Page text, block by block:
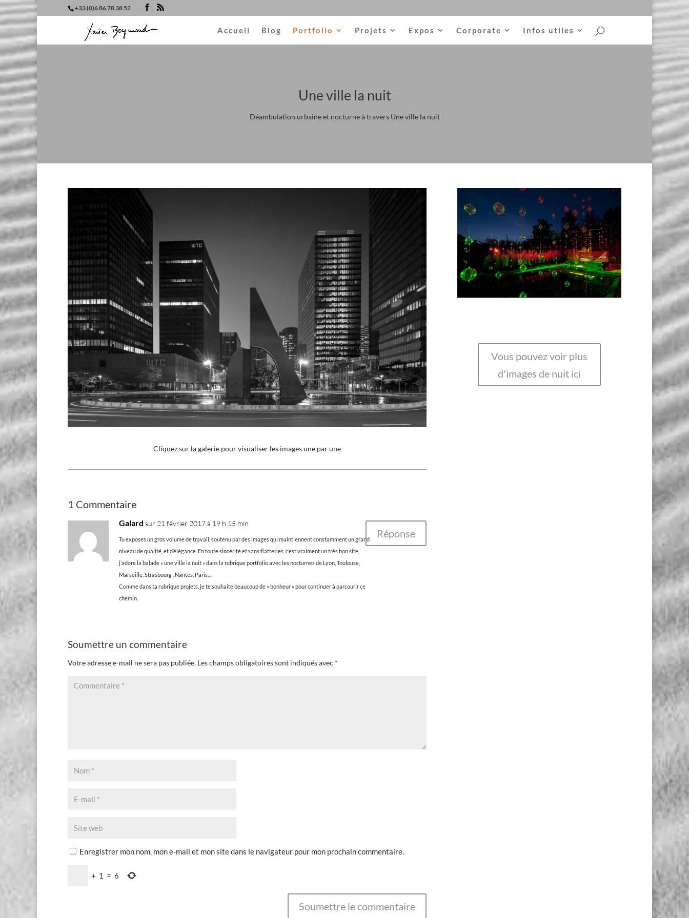
+33 (0)6 86 78 38 52
Accueil Blog Portfolio Projets Expos Corporate Infos utiles
Une ville la nuit
Déambulation urbaine et nocturne à travers Une ville la nuit
Cliquez sur la galerie pour visualiser les images une par une
1 Commentaire
Galard sur 21 février 2017 à 19 h 15 min
Tu exposes un gros volume de travail, soutenu par des images qui maintiennent constamment un grand
niveau de qualité, et d’élégance. En toute sincérité et sans flatteries, c’est vraiment un très bon site,
j’adore la balade « une ville la nuit » dans la rubrique portfolio avec les nocturnes de Lyon, Toulouse,
Marseille, Strasbourg , Nantes, Paris…
Comme dans ta rubrique projets, je te souhaite beaucoup de « bonheur » pour continuer à parcourir ce
chemin.
Réponse
Soumettre un commentaire
Votre adresse e-mail ne sera pas publiée. Les champs obligatoires sont indiqués avec *
Enregistrer mon nom, mon e-mail et mon site dans le navigateur pour mon prochain commentaire.
+ 1 = 6
Soumettre le commentaire
Vous pouvez voir plus
d'images de nuit ici